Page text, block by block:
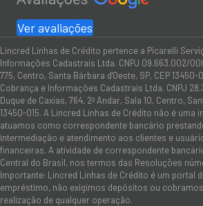
Ver avaliações
Lincred Linhas de Crédito pertence a Picarelli
Informações Cadastrais Ltda. CNPJ 09.663.002/
775, Centro, Santa Bárbara d'Oeste, SP, CEP
Cobrança e Informações Cadastrais Ltda. CNPJ
Duque de Caxias, 764, 2º Andar, Sala 10, Centro,
13450-015. A Lincred Linhas de Crédito não é uma
atuamos como correspondente bancário
intermediação e atendimento aos clientes e
financeiras. A atividade de correspondente
Central do Brasil, nos termos das Resoluções
Importante: Lincred Linhas de Crédito é um portal
empréstimo, não exigimos depósitos ou
realização de qualquer operação.